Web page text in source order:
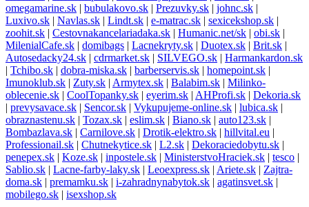
omegamarine.sk | bubulakovo.sk | Prezuvky.sk | johnc.sk |
Luxivo.sk | Navlas.sk | Lindt.sk | e-matrac.sk | sexicekshop.sk |
zoohit.sk | Cestovnakancelariadaka.sk | Humanic.net/sk | obi.sk |
MilenialCafe.sk | domibags | Lacnekryty.sk | Duotex.sk | Brit.sk |
Autosedacky24.sk | cdrmarket.sk | SILVEGO.sk | Harmankardon.sk
| Tchibo.sk | dobra-miska.sk | barberservis.sk | homepoint.sk |
Imunoklub.sk | Zuty.sk | Armytex.sk | Balabim.sk | Milinko-
oblecenie.sk | CoolTopanky.sk | eyerim.sk | AHProfi.sk | Dekoria.sk
| prevysavace.sk | Sencor.sk | Vykupujeme-online.sk | lubica.sk |
obraznastenu.sk | Tozax.sk | eslim.sk | Biano.sk | auto123.sk |
Bombazlava.sk | Carnilove.sk | Drotik-elektro.sk | hillvital.eu |
Professionail.sk | Chutnekytice.sk | L2.sk | Dekoraciedobytu.sk |
penepex.sk | Koze.sk | inpostele.sk | MinisterstvoHraciek.sk | tesco |
Sablio.sk | Lacne-farby-laky.sk | Leoexpress.sk | Ariete.sk | Zajtra-
doma.sk | premamku.sk | i-zahradnynabytok.sk | agatinsvet.sk |
mobilego.sk | isexshop.sk